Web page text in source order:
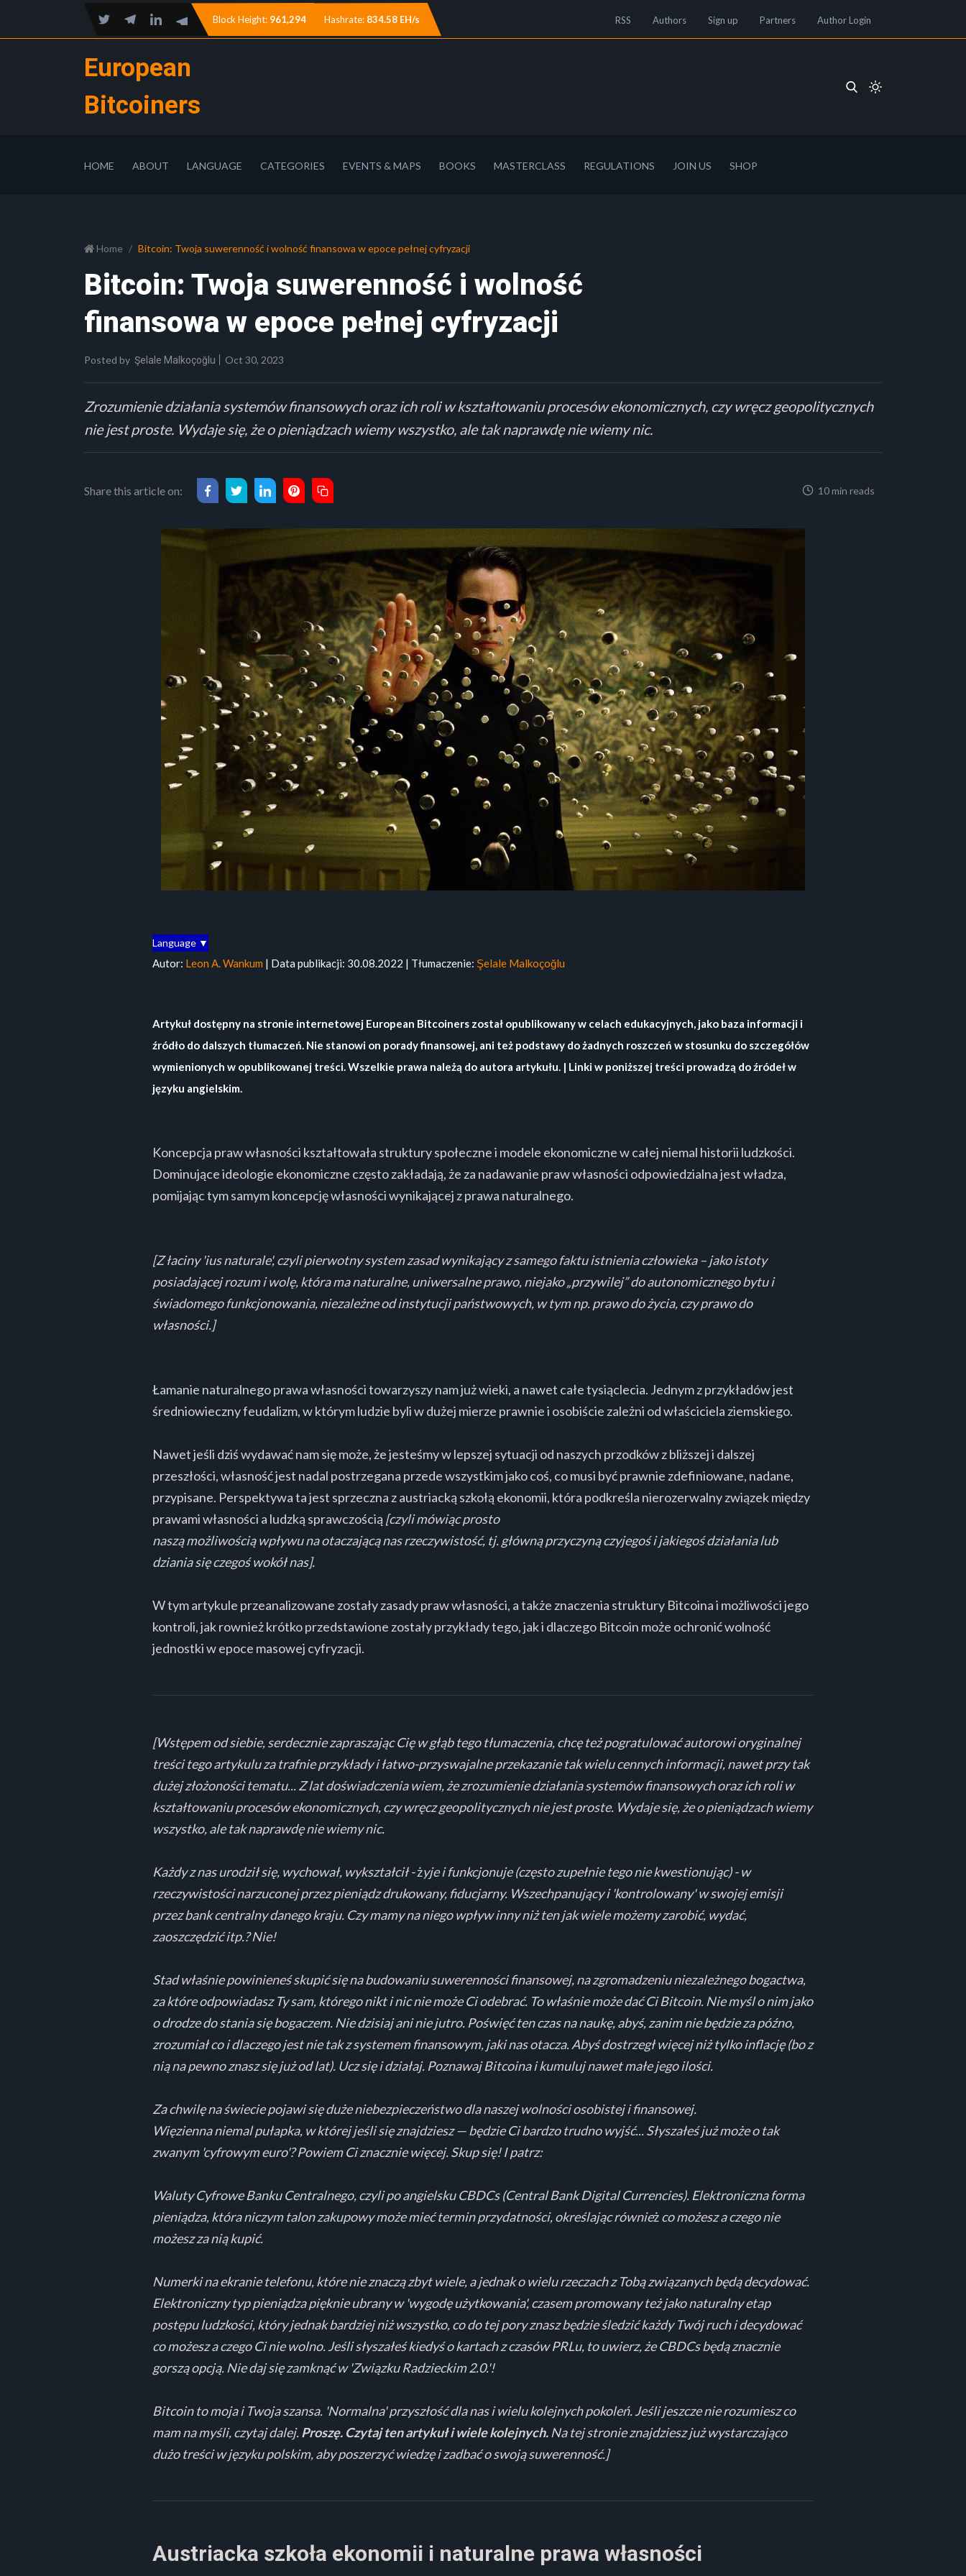
Block Height: 961,294 Hashrate: 834.58 EH/s RSS Authors Sign up Partners Author Login
European
Bitcoiners
HOME ABOUT LANGUAGE CATEGORIES EVENTS & MAPS BOOKS MASTERCLASS REGULATIONS JOIN US SHOP
Home Bitcoin: Twoja suwerenność i wolność finansowa w epoce pełnej cyfryzacji
Bitcoin: Twoja suwerenność i wolność
finansowa w epoce pełnej cyfryzacji
Posted by Şelale Malkoçoğlu Oct 30, 2023
Zrozumienie działania systemów finansowych oraz ich roli w kształtowaniu procesów ekonomicznych, czy wręcz geopolitycznych
nie jest proste. Wydaje się, że o pieniądzach wiemy wszystko, ale tak naprawdę nie wiemy nic.
Share this article on: 10 min reads
Language ▼
Autor: Leon A. Wankum | Data publikacji: 30.08.2022 | Tłumaczenie: Şelale Malkoçoğlu
Artykuł dostępny na stronie internetowej European Bitcoiners został opublikowany w celach edukacyjnych, jako baza informacji i
źródło do dalszych tłumaczeń. Nie stanowi on porady finansowej, ani też podstawy do żadnych roszczeń w stosunku do szczegółów
wymienionych w opublikowanej treści. Wszelkie prawa należą do autora artykułu. | Linki w poniższej treści prowadzą do źródeł w
języku angielskim.
Koncepcja praw własności kształtowała struktury społeczne i modele ekonomiczne w całej niemal historii ludzkości.
Dominujące ideologie ekonomiczne często zakładają, że za nadawanie praw własności odpowiedzialna jest władza,
pomijając tym samym koncepcję własności wynikającej z prawa naturalnego.
[Z łaciny 'ius naturale', czyli pierwotny system zasad wynikający z samego faktu istnienia człowieka – jako istoty
posiadającej rozum i wolę, która ma naturalne, uniwersalne prawo, niejako „przywilej” do autonomicznego bytu i
świadomego funkcjonowania, niezależne od instytucji państwowych, w tym np. prawo do życia, czy prawo do
własności.]
Łamanie naturalnego prawa własności towarzyszy nam już wieki, a nawet całe tysiąclecia. Jednym z przykładów jest
średniowieczny feudalizm, w którym ludzie byli w dużej mierze prawnie i osobiście zależni od właściciela ziemskiego.
Nawet jeśli dziś wydawać nam się może, że jesteśmy w lepszej sytuacji od naszych przodków z bliższej i dalszej
przeszłości, własność jest nadal postrzegana przede wszystkim jako coś, co musi być prawnie zdefiniowane, nadane,
przypisane. Perspektywa ta jest sprzeczna z austriacką szkołą ekonomii, która podkreśla nierozerwalny związek między
prawami własności a ludzką sprawczością [czyli mówiąc prosto
naszą możliwością wpływu na otaczającą nas rzeczywistość, tj. główną przyczyną czyjegoś i jakiegoś działania lub
dziania się czegoś wokół nas].
W tym artykule przeanalizowane zostały zasady praw własności, a także znaczenia struktury Bitcoina i możliwości jego
kontroli, jak rownież krótko przedstawione zostały przykłady tego, jak i dlaczego Bitcoin może ochronić wolność
jednostki w epoce masowej cyfryzacji.
[Wstępem od siebie, serdecznie zapraszając Cię w głąb tego tłumaczenia, chcę też pogratulować autorowi oryginalnej
treści tego artykulu za trafnie przykłady i łatwo-przyswajalne przekazanie tak wielu cennych informacji, nawet przy tak
dużej złożoności tematu... Z lat doświadczenia wiem, że zrozumienie działania systemów finansowych oraz ich roli w
kształtowaniu procesów ekonomicznych, czy wręcz geopolitycznych nie jest proste. Wydaje się, że o pieniądzach wiemy
wszystko, ale tak naprawdę nie wiemy nic.
Każdy z nas urodził się, wychował, wykształcił -żyje i funkcjonuje (często zupełnie tego nie kwestionując) - w
rzeczywistości narzuconej przez pieniądz drukowany, fiducjarny. Wszechpanujący i 'kontrolowany' w swojej emisji
przez bank centralny danego kraju. Czy mamy na niego wpływ inny niż ten jak wiele możemy zarobić, wydać,
zaoszczędzić itp.? Nie!
Stad właśnie powinieneś skupić się na budowaniu suwerenności finansowej, na zgromadzeniu niezależnego bogactwa,
za które odpowiadasz Ty sam, którego nikt i nic nie może Ci odebrać. To właśnie może dać Ci Bitcoin. Nie myśl o nim jako
o drodze do stania się bogaczem. Nie dzisiaj ani nie jutro. Poświęć ten czas na naukę, abyś, zanim nie będzie za późno,
zrozumiał co i dlaczego jest nie tak z systemem finansowym, jaki nas otacza. Abyś dostrzegł więcej niż tylko inflację (bo z
nią na pewno znasz się już od lat). Ucz się i działaj. Poznawaj Bitcoina i kumuluj nawet małe jego ilości.
Za chwilę na świecie pojawi się duże niebezpieczeństwo dla naszej wolności osobistej i finansowej.
Więzienna niemal pułapka, w której jeśli się znajdziesz — będzie Ci bardzo trudno wyjść... Słyszałeś już może o tak
zwanym 'cyfrowym euro'? Powiem Ci znacznie więcej. Skup się! I patrz:
Waluty Cyfrowe Banku Centralnego, czyli po angielsku CBDCs (Central Bank Digital Currencies). Elektroniczna forma
pieniądza, która niczym talon zakupowy może mieć termin przydatności, określając równieżco możesz a czego nie
możesz za nią kupić.
Numerki na ekranie telefonu, które nie znaczą zbyt wiele, a jednak o wielu rzeczach z Tobą związanych będą decydować.
Elektroniczny typ pieniądza pięknie ubrany w 'wygodę użytkowania', czasem promowany też jako naturalny etap
postępu ludzkości, który jednak bardziej niż wszystko, co do tej pory znasz będzie śledzić każdy Twój ruch i decydować
co możesz a czego Ci nie wolno. Jeśli słyszałeś kiedyś o kartach z czasów PRLu, to uwierz, że CBDCs będą znacznie
gorszą opcją. Nie daj się zamknąć w 'Związku Radzieckim 2.0.'!
Bitcoin to moja i Twoja szansa. 'Normalna' przyszłość dla nas i wielu kolejnych pokoleń. Jeśli jeszcze nie rozumiesz co
mam na myśli, czytaj dalej.Proszę. Czytaj ten artykuł i wiele kolejnych. Na tej stronie znajdziesz już wystarczająco
dużo treści w języku polskim, aby poszerzyć wiedzę i zadbać o swoją suwerenność.]
Austriacka szkoła ekonomii i naturalne prawa własności